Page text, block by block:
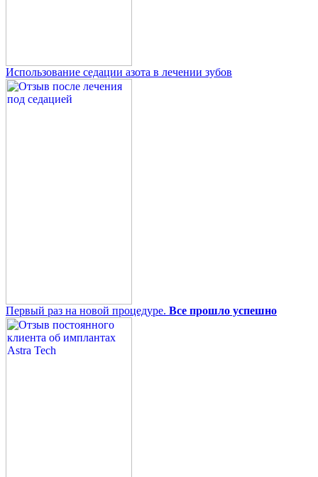
Использование седации азота в лечении зубов
Первый раз на новой процедуре. Все прошло успешно